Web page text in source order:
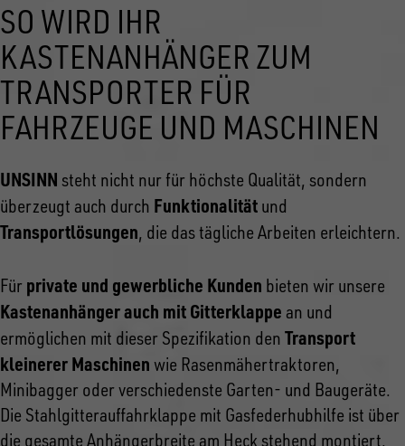
SO WIRD IHR
KASTENANHÄNGER ZUM
TRANSPORTER FÜR
FAHRZEUGE UND MASCHINEN
UNSINN steht nicht nur für höchste Qualität, sondern
überzeugt auch durch Funktionalität und
Transportlösungen, die das tägliche Arbeiten erleichtern.
Für private und gewerbliche Kunden bieten wir unsere
Kastenanhänger auch mit Gitterklappe an und
ermöglichen mit dieser Spezifikation den Transport
kleinerer Maschinen wie Rasenmähertraktoren,
Minibagger oder verschiedenste Garten- und Baugeräte.
Die Stahlgitterauffahrklappe mit Gasfederhubhilfe ist über
die gesamte Anhängerbreite am Heck stehend montiert.